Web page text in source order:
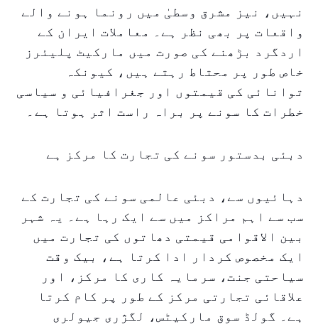
نہیں، نیز مشرق وسطیٰ میں رونما ہونے والے
واقعات پر بھی نظر ہے۔ معاملات ایران کے
اردگرد بڑھنے کی صورت میں مارکیٹ پلیئرز
خاص طور پر محتاط رہتے ہیں، کیونکہ
توانائی کی قیمتوں اور جغرافیائی و سیاسی
خطرات کا سونے پر براہ راست اثر ہوتا ہے۔
دبئی بدستور سونے کی تجارت کا مرکز ہے
دہائیوں سے، دبئی عالمی سونے کی تجارت کے
سب سے اہم مراکز میں سے ایک رہا ہے۔ یہ شہر
بین الاقوامی قیمتی دھاتوں کی تجارت میں
ایک مخصوص کردار ادا کرتا ہے، بیک وقت
سیاحتی جنت، سرمایہ کاری کا مرکز، اور
علاقائی تجارتی مرکز کے طور پر کام کرتا
ہے۔ گولڈ سوق مارکیٹس، لگژری جیولری